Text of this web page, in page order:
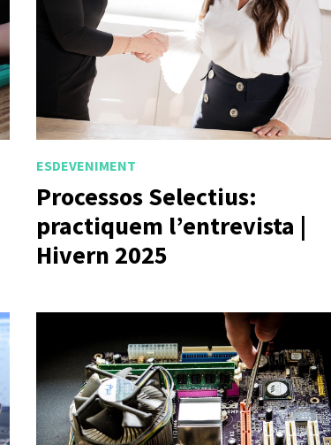
ESDEVENIMENT
Processos Selectius:
practiquem l’entrevista |
Hivern 2025